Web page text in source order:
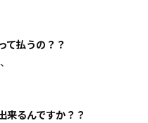
て払うの？？
来るんですか？？